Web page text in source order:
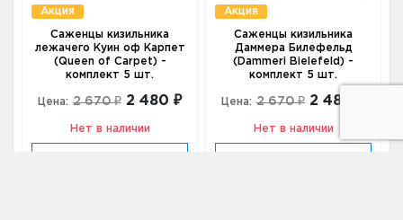
Акция
Саженцы кизильника
лежачего Куин оф Карпет
(Queen of Carpet) -
комплект 5 шт.
Цена: 2 670 ₽ 2 480 ₽
Нет в наличии
Акция
Саженцы кизильника
Даммера Билефельд
(Dammeri Bielefeld) -
комплект 5 шт.
Цена: 2 670 ₽ 2 480 ₽
Нет в наличии